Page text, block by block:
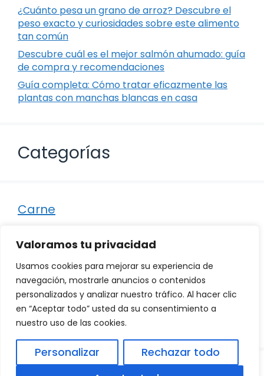
Valoramos tu privacidad
Usamos cookies para mejorar su experiencia de
navegación, mostrarle anuncios o contenidos
personalizados y analizar nuestro tráfico. Al hacer clic
en “Aceptar todo” usted da su consentimiento a
nuestro uso de las cookies.
Personalizar
Rechazar todo
¿Cuánto pesa un grano de arroz? Descubre el
peso exacto y curiosidades sobre este alimento
tan común
Descubre cuál es el mejor salmón ahumado: guía
de compra y recomendaciones
Guía completa: Cómo tratar eficazmente las
plantas con manchas blancas en casa
Categorías
Carne
Otro
Pescado
Recetas
Política de Privacidad Aviso Legal|